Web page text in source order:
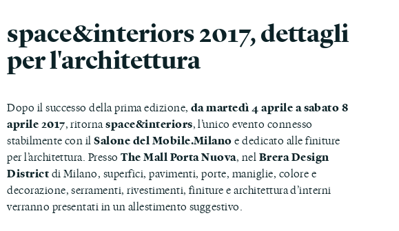
space&interiors 2017, dettagli
per l'architettura
Dopo il successo della prima edizione, da martedì 4 aprile a sabato 8
aprile 2017, ritornaspace&interiors, l’unico evento connesso
stabilmente con ilSalone del Mobile.Milanoe dedicato alle finiture
per l’architettura. PressoThe Mall Porta Nuova, nelBrera Design
Districtdi Milano, superfici, pavimenti, porte, maniglie, colore e
decorazione, serramenti, rivestimenti, finiture e architettura d’interni
verranno presentati in un allestimento suggestivo.